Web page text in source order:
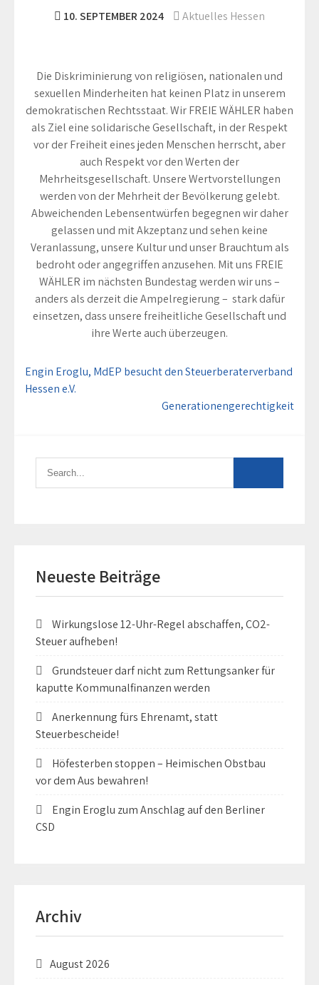
10. SEPTEMBER 2024 Aktuelles Hessen
Die Diskriminierung von religiösen, nationalen und
sexuellen Minderheiten hat keinen Platz in unserem
demokratischen Rechtsstaat. Wir FREIE WÄHLER haben
als Ziel eine solidarische Gesellschaft, in der Respekt
vor der Freiheit eines jeden Menschen herrscht, aber
auch Respekt vor den Werten der
Mehrheitsgesellschaft. Unsere Wertvorstellungen
werden von der Mehrheit der Bevölkerung gelebt.
Abweichenden Lebensentwürfen begegnen wir daher
gelassen und mit Akzeptanz und sehen keine
Veranlassung, unsere Kultur und unser Brauchtum als
bedroht oder angegriffen anzusehen. Mit uns FREIE
WÄHLER im nächsten Bundestag werden wir uns –
anders als derzeit die Ampelregierung – stark dafür
einsetzen, dass unsere freiheitliche Gesellschaft und
ihre Werte auch überzeugen.
Beitragsnavigation
Engin Eroglu, MdEP besucht den Steuerberaterverband
Hessen e.V.
Generationengerechtigkeit
Neueste Beiträge
Wirkungslose 12-Uhr-Regel abschaffen, CO2-
Steuer aufheben!
Grundsteuer darf nicht zum Rettungsanker für
kaputte Kommunalfinanzen werden
Anerkennung fürs Ehrenamt, statt
Steuerbescheide!
Höfesterben stoppen – Heimischen Obstbau
vor dem Aus bewahren!
Engin Eroglu zum Anschlag auf den Berliner
CSD
Archiv
August 2026